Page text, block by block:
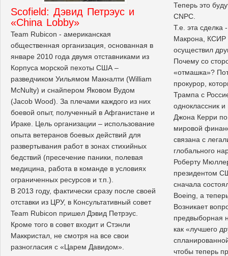
Теперь это
CNPC.
Т.е. эта сделка
Макрона, КСИР
осуществил
Почему со
«отмашка»?
прокурор,
Трампа с
одноклассник и
Джона Керри по
мировой
связана с
глобального
Роберту
президентом
сначала
Boeing, а
Возникает
предвыборная
как «лучшего
чтобы теперь
Scofield: Дэвид Петрэус и
«China Lobby»
Team Rubicon - американская
общественная организация, основанная в
январе 2010 года двумя отставниками из
Корпуса морской пехоты США –
разведчиком Уильямом Макналти (William
McNulty) и снайпером Яковом Вудом
(Jacob Wood). За плечами каждого из них
боевой опыт, полученный в Афганистане и
Ираке. Цель организации – использование
опыта ветеранов боевых действий для
развертывания работ в зонах стихийных
бедствий (пресечение паники, полевая
медицина, работа в команде в условиях
ограниченных ресурсов и т.п.).
В 2013 году, фактически сразу после своей
отставки из ЦРУ, в Консультативный совет
Team Rubicon пришел Дэвид Петрэус.
Кроме того в совет входит и Стэнли
Маккристал, не смотря на все свои
разногласия с «Царем Давидом».